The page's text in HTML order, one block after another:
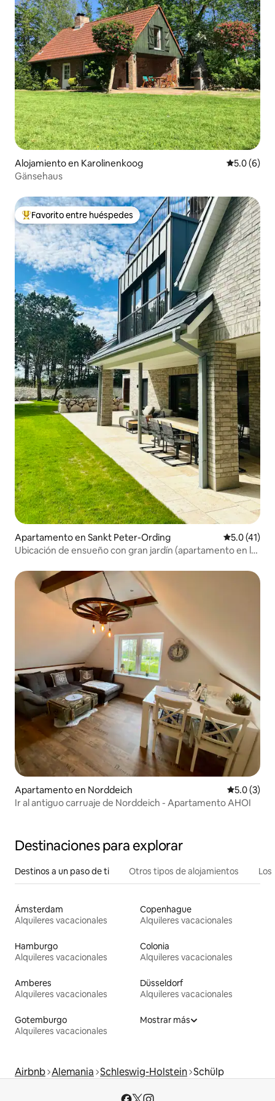
Alojamiento en Karolinenkoog
5.0 (6)
Gänsehaus
Favorito entre huéspedes preferido
Favorito entre huéspedes
Apartamento en Sankt Peter-Ording Calificación
5.0 (41)
Ubicación de ensueño con gran jardín (apartamento en la
Apartamento en Norddeich
5.0 (3)
Ir al antiguo carruaje de Norddeich - Apartamento AHOI
Destinaciones para explorar
Destinos a un paso de ti Otros tipos de alojamientos
Ámsterdam
Alquileres vacacionales
Copenhague
Alquileres vacacionales
Hamburgo
Alquileres vacacionales
Colonia
Alquileres vacacionales
Amberes
Alquileres vacacionales
Düsseldorf
Alquileres vacacionales
Gotemburgo
Alquileres vacacionales
Mostrar más
Airbnb Alemania Schleswig-Holstein Schülp